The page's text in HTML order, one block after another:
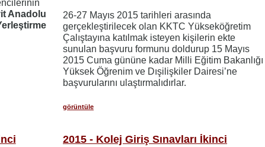
Anadolu
26-27 Mayıs 2015 tarihleri arasında
gerçekleştirilecek olan KKTC Yükseköğretim
Çalıştayına katılmak isteyen kişilerin ekte
sunulan başvuru formunu doldurup 15 Mayıs
2015 Cuma gününe kadar Milli Eğitim Bakanlığı
Yüksek Öğrenim ve Dışilişkiler Dairesi’ne
başvurularını ulaştırmalıdırlar.
görüntüle
2015 - Kolej Giriş Sınavları İkinci